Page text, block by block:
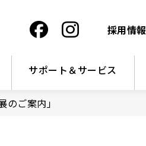
採用情報
サポート＆サービス
のご案内」